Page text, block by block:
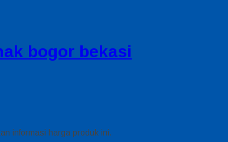
bogor bekasi
informasi harga produk ini.